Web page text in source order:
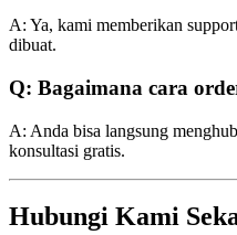
A: Ya, kami memberikan
dibuat.
Q: Bagaimana cara
A: Anda bisa langsung
konsultasi gratis.
Hubungi Kami